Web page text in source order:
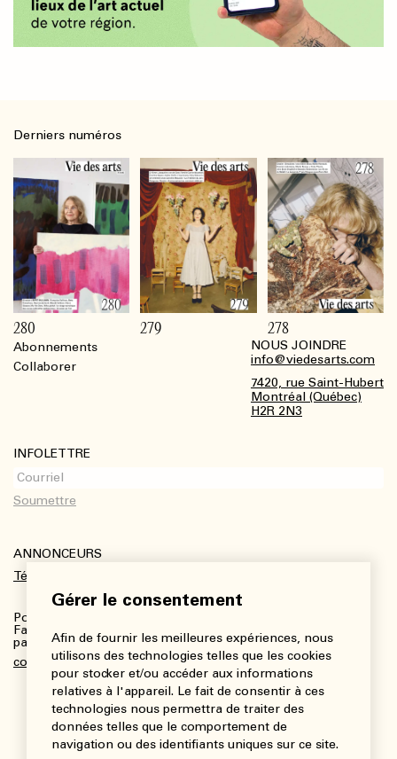
Gérer le consentement
Afin de fournir les meilleures expériences, nous
utilisons des technologies telles que les cookies
pour stocker et/ou accéder aux informations
relatives à l'appareil. Le fait de consentir à ces
technologies nous permettra de traiter des
données telles que le comportement de
navigation ou des identifiants uniques sur ce site.
Abonnements
Collaborer
NOUS JOINDRE
info@viedesarts.com
7420, rue Saint-Hubert
Montréal (Québec)
H2R 2N3
INFOLETTRE
ANNONCEURS
Télécharger le kit média
Pour plus de renseignements :
Fanny Charbonneau, Responsable des communications,
partenariats et publicités
communications@viedesarts.com
Derniers numéros
280 279 278